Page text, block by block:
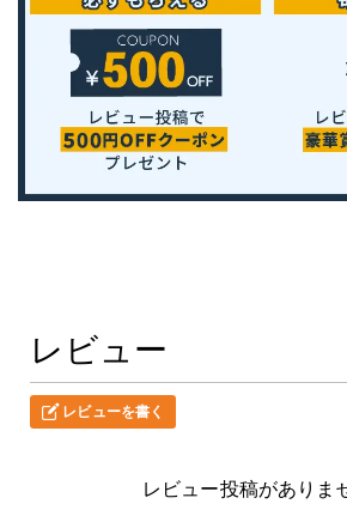
レビュー
レビューを書く
レビュー投稿がありま